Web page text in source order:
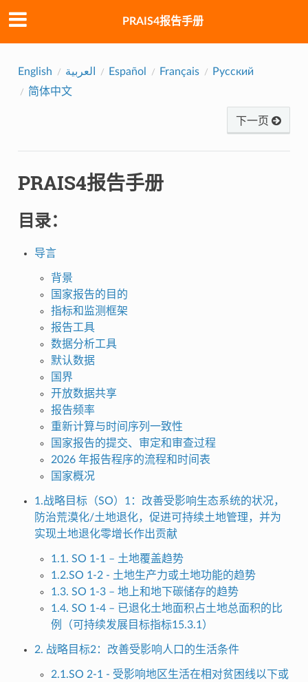
PRAIS4报告手册
English العربية Español Français
Русский
简体中文
下一页
PRAIS4报告手册
目录：
导言
背景
国家报告的目的
指标和监测框架
报告工具
数据分析工具
默认数据
国界
开放数据共享
报告频率
重新计算与时间序列一致性
国家报告的提交、审定和审查过程
2026 年报告程序的流程和时间表
国家概况
1.战略目标（SO）1：改善受影响生态系统的状况，
防治荒漠化/土地退化，促进可持续土地管理，并为
实现土地退化零增长作出贡献
1.1. SO 1-1 – 土地覆盖趋势
1.2.SO 1-2 - 土地生产力或土地功能的趋势
1.3. SO 1-3 – 地上和地下碳储存的趋势
1.4. SO 1-4 – 已退化土地面积占土地总面积的比
例（可持续发展目标指标15.3.1）
2. 战略目标2：改善受影响人口的生活条件
2.1.SO 2-1 - 受影响地区生活在相对贫困线以下或